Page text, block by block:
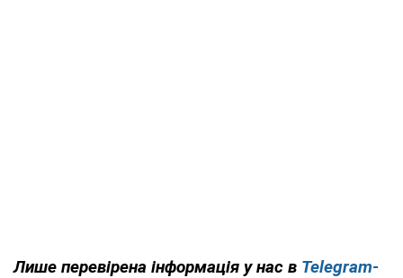
Лише перевірена інформація у нас в Telegram-